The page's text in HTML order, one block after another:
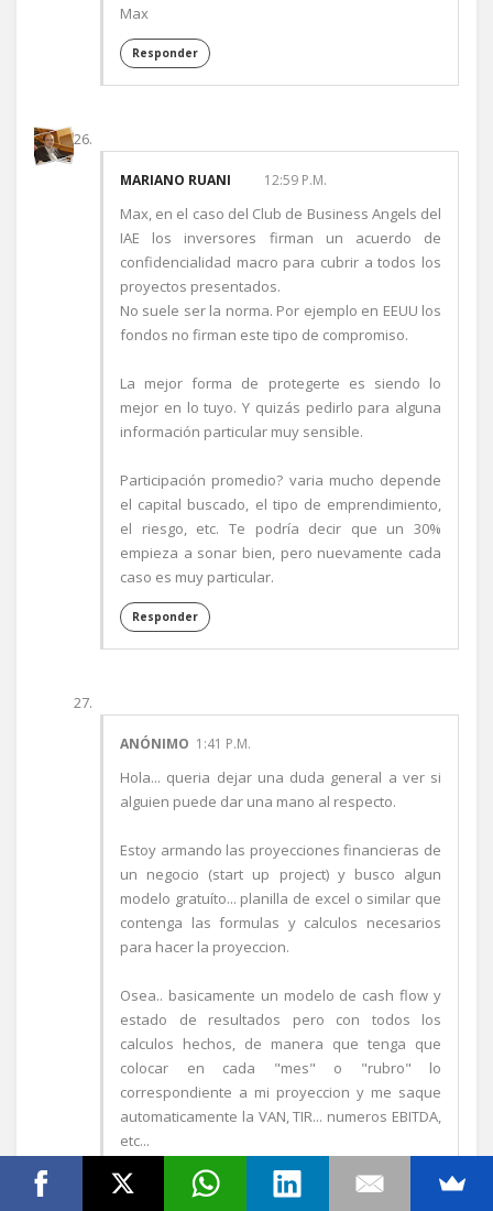
Max
Responder
MARIANO RUANI 12:59 P.M.
Max, en el caso del Club de Business Angels del
IAE los inversores firman un acuerdo de
confidencialidad macro para cubrir a todos los
proyectos presentados.
No suele ser la norma. Por ejemplo en EEUU los
fondos no firman este tipo de compromiso.
La mejor forma de protegerte es siendo lo
mejor en lo tuyo. Y quizás pedirlo para alguna
información particular muy sensible.
Participación promedio? varia mucho depende
el capital buscado, el tipo de emprendimiento,
el riesgo, etc. Te podría decir que un 30%
empieza a sonar bien, pero nuevamente cada
caso es muy particular.
Responder
ANÓNIMO 1:41 P.M.
Hola... queria dejar una duda general a ver si
alguien puede dar una mano al respecto.
Estoy armando las proyecciones financieras de
un negocio (start up project) y busco algun
modelo gratuíto... planilla de excel o similar que
contenga las formulas y calculos necesarios
para hacer la proyeccion.
Osea.. basicamente un modelo de cash flow y
estado de resultados pero con todos los
calculos hechos, de manera que tenga que
colocar en cada "mes" o "rubro" lo
correspondiente a mi proyeccion y me saque
automaticamente la VAN, TIR... numeros EBITDA,
etc...
Si alguien conoce o sabe estaré mas que